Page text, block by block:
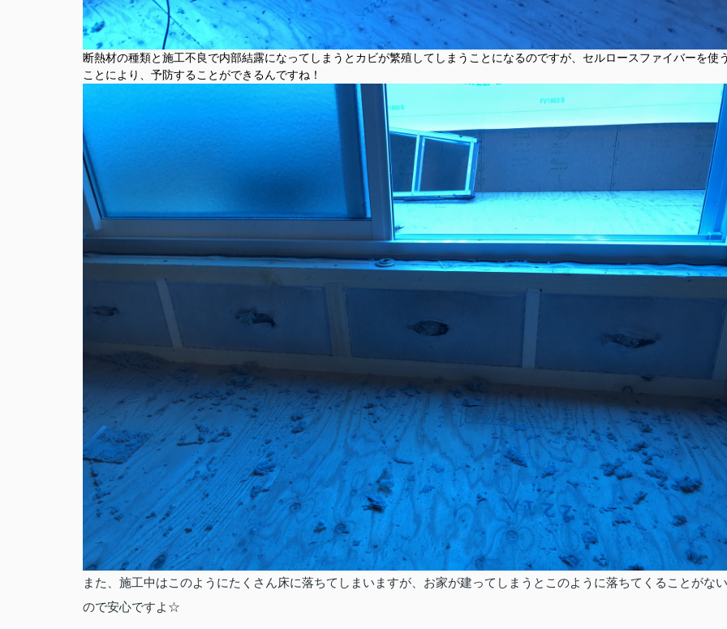
断熱材の種類と施工不良で内部結露になってしまうとカビが繁殖してしまうことになるのですが、セルロースファイバーを使
ことにより、予防することができるんですね！
また、施工中はこのようにたくさん床に落ちてしまいますが、お家が建ってしまうとこのように落ちてくることがない
ので安心ですよ☆